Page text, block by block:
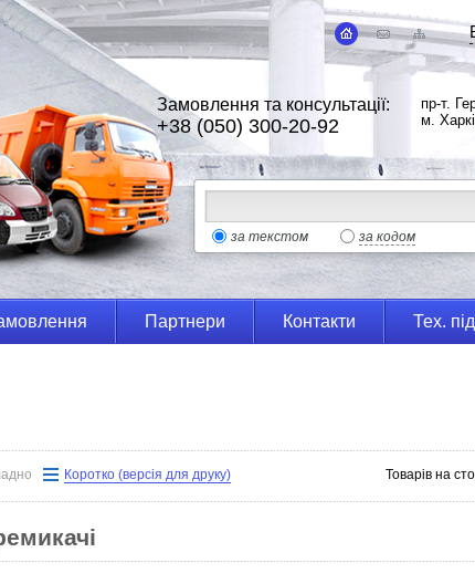
Замовлення та консультації:
+38 (050) 300-20-92
пр-т.
м.
за текстом за кодом
Партнери Контакти Тех.
Коротко (версія для друку) Товарів на